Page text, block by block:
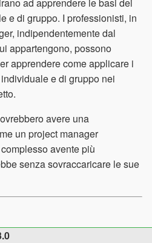
e di gruppo. I professionisti, in
indipendentemente dal
appartengono, possono
apprendere come applicare i
e di gruppo nei
avere una
un project manager
avente più
senza sovraccaricare le sue